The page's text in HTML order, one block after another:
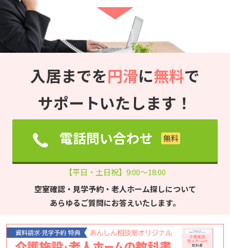
入居までを円滑に無料で
サポートいたします！
電話問い合わせ
【平日・土日祝】9:00～18:00
空室確認・見学予約・老人ホーム探しについて
あらゆるご質問にお答えいたします。